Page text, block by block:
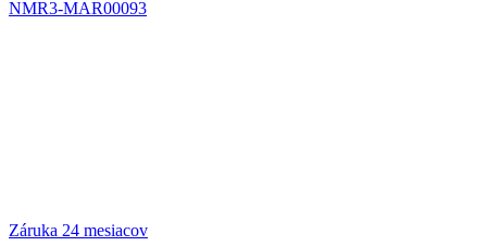
NMR3-MAR00093
Záruka 24 mesiacov